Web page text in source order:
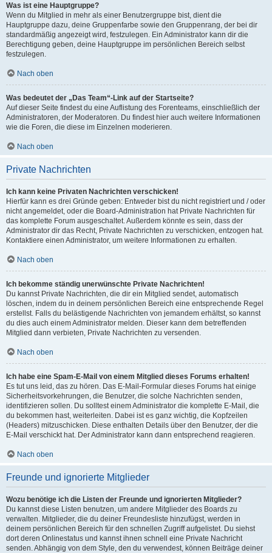
Was ist eine Hauptgruppe?
Wenn du Mitglied in mehr als einer Benutzergruppe bist, dient die
Hauptgruppe dazu, deine Gruppenfarbe sowie den Gruppenrang, der bei dir
standardmäßig angezeigt wird, festzulegen. Ein Administrator kann dir die
Berechtigung geben, deine Hauptgruppe im persönlichen Bereich selbst
festzulegen.
Nach oben
Was bedeutet der „Das Team“-Link auf der Startseite?
Auf dieser Seite findest du eine Auflistung des Forenteams, einschließlich der
Administratoren, der Moderatoren. Du findest hier auch weitere Informationen
wie die Foren, die diese im Einzelnen moderieren.
Nach oben
Private Nachrichten
Ich kann keine Privaten Nachrichten verschicken!
Hierfür kann es drei Gründe geben: Entweder bist du nicht registriert und / oder
nicht angemeldet, oder die Board-Administration hat Private Nachrichten für
das komplette Forum ausgeschaltet. Außerdem könnte es sein, dass der
Administrator dir das Recht, Private Nachrichten zu verschicken, entzogen hat.
Kontaktiere einen Administrator, um weitere Informationen zu erhalten.
Nach oben
Ich bekomme ständig unerwünschte Private Nachrichten!
Du kannst Private Nachrichten, die dir ein Mitglied sendet, automatisch
löschen, indem du in deinem persönlichen Bereich eine entsprechende Regel
erstellst. Falls du belästigende Nachrichten von jemandem erhältst, so kannst
du dies auch einem Administrator melden. Dieser kann dem betreffenden
Mitglied dann verbieten, Private Nachrichten zu versenden.
Nach oben
Ich habe eine Spam-E-Mail von einem Mitglied dieses Forums erhalten!
Es tut uns leid, das zu hören. Das E-Mail-Formular dieses Forums hat einige
Sicherheitsvorkehrungen, die Benutzer, die solche Nachrichten senden,
identifizieren sollen. Du solltest einem Administrator die komplette E-Mail, die
du bekommen hast, weiterleiten. Dabei ist es ganz wichtig, die Kopfzeilen
(Headers) mitzuschicken. Diese enthalten Details über den Benutzer, der die
E-Mail verschickt hat. Der Administrator kann dann entsprechend reagieren.
Nach oben
Freunde und ignorierte Mitglieder
Wozu benötige ich die Listen der Freunde und ignorierten Mitglieder?
Du kannst diese Listen benutzen, um andere Mitglieder des Boards zu
verwalten. Mitglieder, die du deiner Freundesliste hinzufügst, werden in
deinem persönlichen Bereich für den schnellen Zugriff aufgelistet. Du siehst
dort deren Onlinestatus und kannst ihnen schnell eine Private Nachricht
senden. Abhängig von dem Style, den du verwendest, können Beiträge deiner